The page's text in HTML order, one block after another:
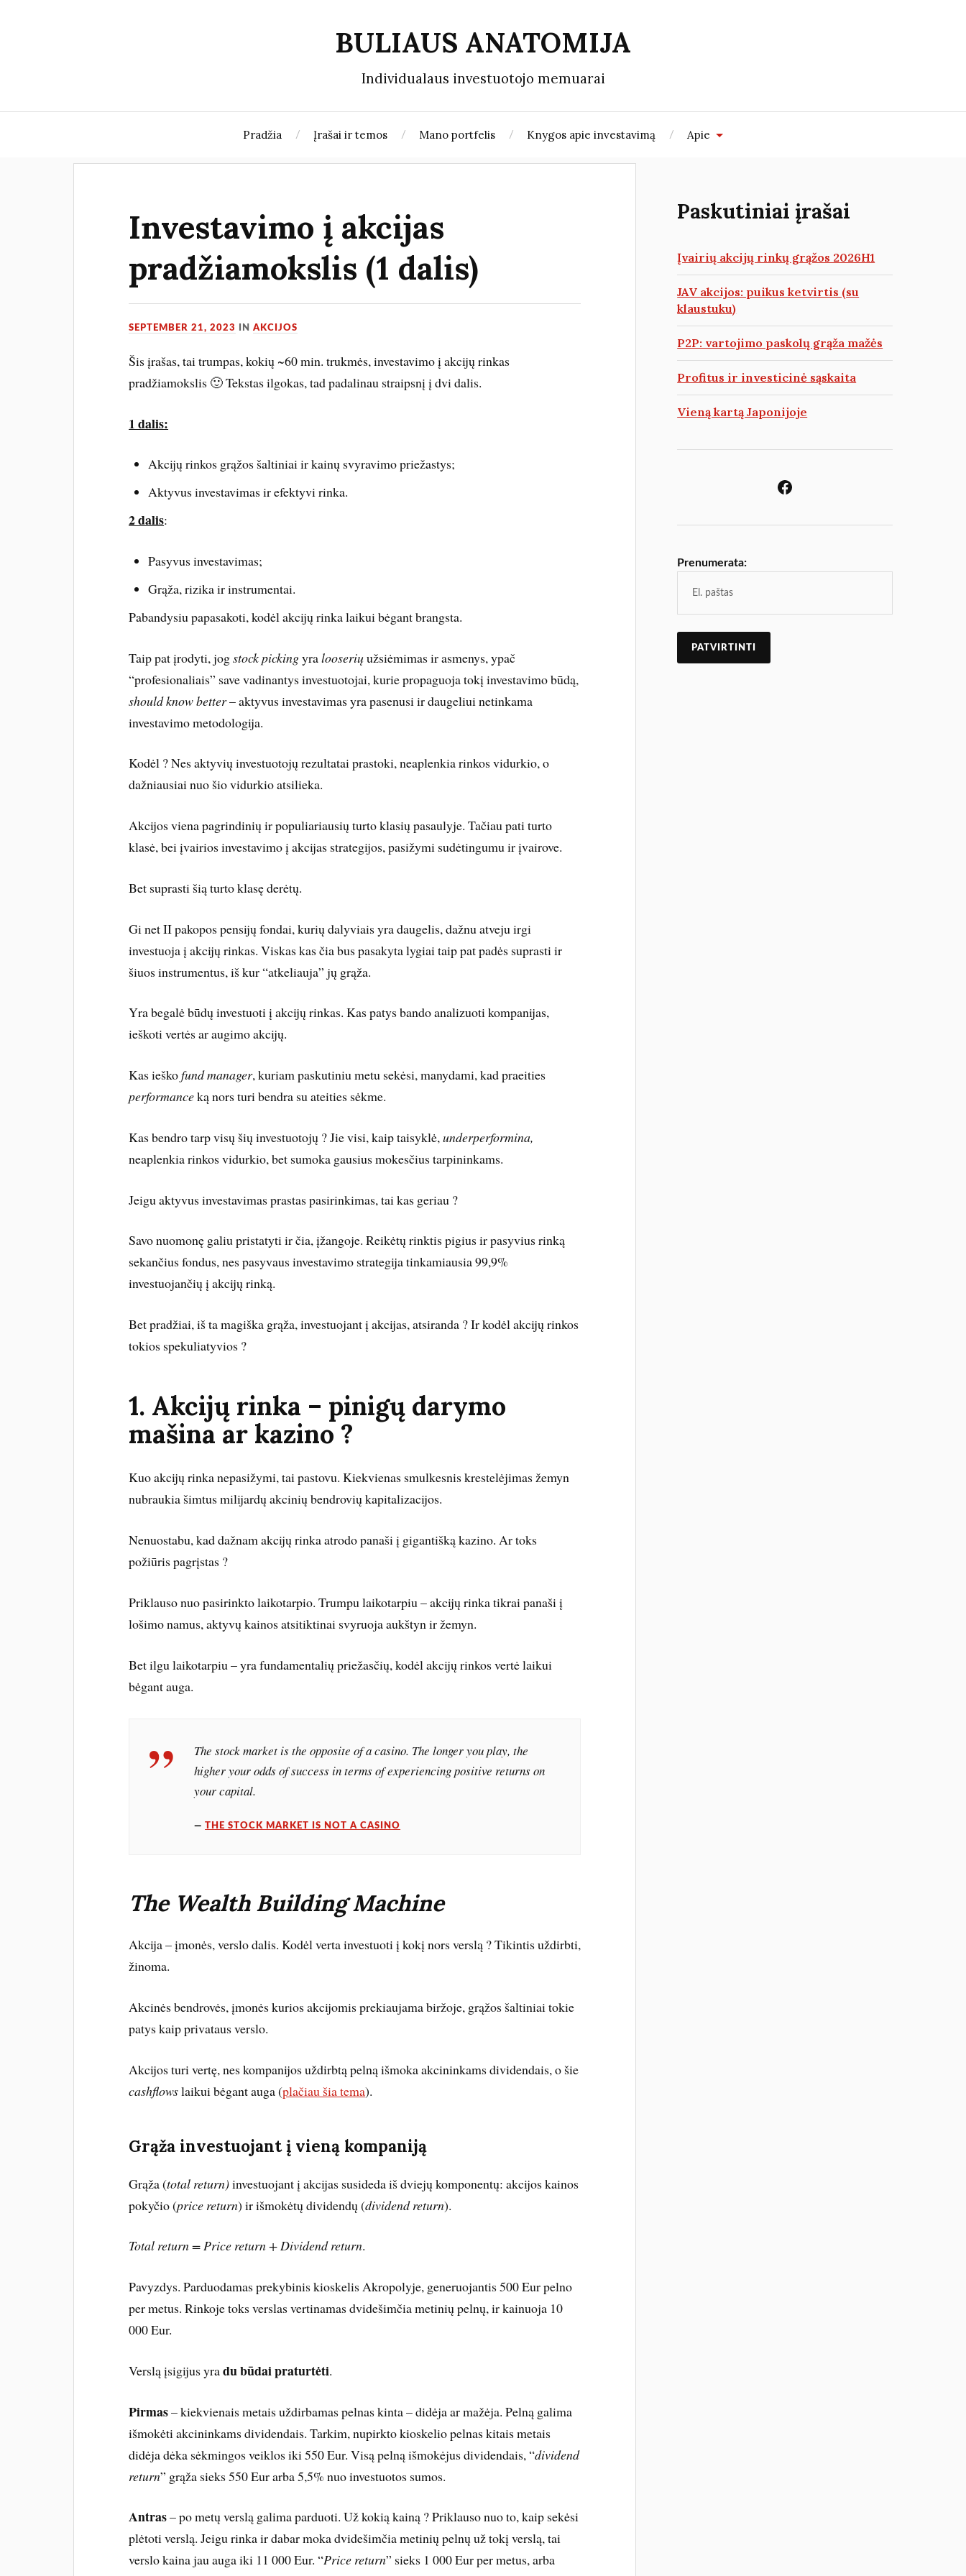
BULIAUS ANATOMIJA
Individualaus investuotojo memuarai
Pradžia Įrašai ir temos Mano portfelis Knygos apie investavimą Apie
Investavimo į akcijas
pradžiamokslis (1 dalis)
SEPTEMBER 21, 2023 INAKCIJOS
Šis įrašas, tai trumpas, kokių ~60 min. trukmės, investavimo į akcijų rinkas
pradžiamokslis 🙂 Tekstas ilgokas, tad padalinau straipsnį į dvi dalis.
1 dalis:
Akcijų rinkos grąžos šaltiniai ir kainų svyravimo priežastys;
Aktyvus investavimas ir efektyvi rinka.
2 dalis:
Pasyvus investavimas;
Grąža, rizika ir instrumentai.
Pabandysiu papasakoti, kodėl akcijų rinka laikui bėgant brangsta.
Taip pat įrodyti, jogstock pickingyralooseriųužsiėmimas ir asmenys, ypač
“profesionaliais” save vadinantys investuotojai, kurie propaguoja tokį investavimo būdą,
should know better– aktyvus investavimas yra pasenusi ir daugeliui netinkama
investavimo metodologija.
Kodėl ? Nes aktyvių investuotojų rezultatai prastoki, neaplenkia rinkos vidurkio, o
dažniausiai nuo šio vidurkio atsilieka.
Akcijos viena pagrindinių ir populiariausių turto klasių pasaulyje. Tačiau pati turto
klasė, bei įvairios investavimo į akcijas strategijos, pasižymi sudėtingumu ir įvairove.
Bet suprasti šią turto klasę derėtų.
Gi net II pakopos pensijų fondai, kurių dalyviais yra daugelis, dažnu atveju irgi
investuoja į akcijų rinkas. Viskas kas čia bus pasakyta lygiai taip pat padės suprasti ir
šiuos instrumentus, iš kur “atkeliauja” jų grąža.
Yra begalė būdų investuoti į akcijų rinkas. Kas patys bando analizuoti kompanijas,
ieškoti vertės ar augimo akcijų.
Kas ieškofund manager, kuriam paskutiniu metu sekėsi, manydami, kad praeities
performanceką nors turi bendra su ateities sėkme.
Kas bendro tarp visų šių investuotojų ? Jie visi, kaip taisyklė,underperformina,
neaplenkia rinkos vidurkio, bet sumoka gausius mokesčius tarpininkams.
Jeigu aktyvus investavimas prastas pasirinkimas, tai kas geriau ?
Savo nuomonę galiu pristatyti ir čia, įžangoje. Reikėtų rinktis pigius ir pasyvius rinką
sekančius fondus, nes pasyvaus investavimo strategija tinkamiausia 99,9%
investuojančių į akcijų rinką.
Bet pradžiai, iš ta magiška grąža, investuojant į akcijas, atsiranda ? Ir kodėl akcijų rinkos
tokios spekuliatyvios ?
1. Akcijų rinka – pinigų darymo
mašina ar kazino ?
Kuo akcijų rinka nepasižymi, tai pastovu. Kiekvienas smulkesnis krestelėjimas žemyn
nubraukia šimtus milijardų akcinių bendrovių kapitalizacijos.
Nenuostabu, kad dažnam akcijų rinka atrodo panaši į gigantišką kazino. Ar toks
požiūris pagrįstas ?
Priklauso nuo pasirinkto laikotarpio. Trumpu laikotarpiu – akcijų rinka tikrai panaši į
lošimo namus, aktyvų kainos atsitiktinai svyruoja aukštyn ir žemyn.
Bet ilgu laikotarpiu – yra fundamentalių priežasčių, kodėl akcijų rinkos vertė laikui
bėgant auga.
The stock market is the opposite of a casino. The longer you play, the
higher your odds of success in terms of experiencing positive returns on
your capital.
THE STOCK MARKET IS NOT A CASINO
The Wealth Building Machine
Akcija – įmonės, verslo dalis. Kodėl verta investuoti į kokį nors verslą ? Tikintis uždirbti,
žinoma.
Akcinės bendrovės, įmonės kurios akcijomis prekiaujama biržoje, grąžos šaltiniai tokie
patys kaip privataus verslo.
Akcijos turi vertę, nes kompanijos uždirbtą pelną išmoka akcininkams dividendais, o šie
cashflowslaikui bėgant auga (plačiau šia tema).
Grąža investuojant į vieną kompaniją
Grąža (total return)investuojant į akcijas susideda iš dviejų komponentų: akcijos kainos
pokyčio (price return) ir išmokėtų dividendų (dividend return).
Total return = Price return + Dividend return.
Pavyzdys. Parduodamas prekybinis kioskelis Akropolyje, generuojantis 500 Eur pelno
per metus. Rinkoje toks verslas vertinamas dvidešimčia metinių pelnų, ir kainuoja 10
000 Eur.
Verslą įsigijus yradu būdai praturtėti.
Pirmas– kiekvienais metais uždirbamas pelnas kinta – didėja ar mažėja. Pelną galima
išmokėti akcininkams dividendais. Tarkim, nupirkto kioskelio pelnas kitais metais
didėja dėka sėkmingos veiklos iki 550 Eur. Visą pelną išmokėjus dividendais, “dividend
return” grąža sieks 550 Eur arba 5,5% nuo investuotos sumos.
Antras– po metų verslą galima parduoti. Už kokią kainą ? Priklauso nuo to, kaip sekėsi
plėtoti verslą. Jeigu rinka ir dabar moka dvidešimčia metinių pelnų už tokį verslą, tai
verslo kaina jau auga iki 11 000 Eur. “Price return” sieks 1 000 Eur per metus, arba
Paskutiniai įrašai
Įvairių akcijų rinkų grąžos 2026H1
JAV akcijos: puikus ketvirtis (su
klaustuku)
P2P: vartojimo paskolų grąža mažės
Profitus ir investicinė sąskaita
Vieną kartą Japonijoje
Prenumerata: